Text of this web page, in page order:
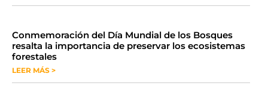
Conmemoración del Día Mundial de los Bosques
resalta la importancia de preservar los ecosistemas
forestales
LEER MÁS >